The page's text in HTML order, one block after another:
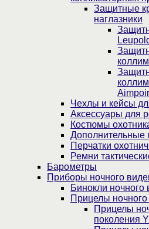
Защитные
наглазники
Чехлы и кейсы
Аксессуары для
Костюмы
Дополнительные
Перчатки
Ремни
Барометры
Приборы ночного
Бинокли ночного
Прицелы
Прицелы
поколения